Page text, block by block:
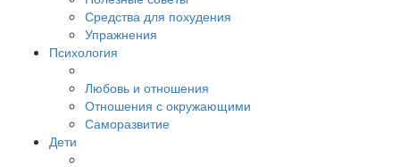
Средства для похудения
Упражнения
Психология
Любовь и отношения
Отношения с окружающими
Саморазвитие
Дети